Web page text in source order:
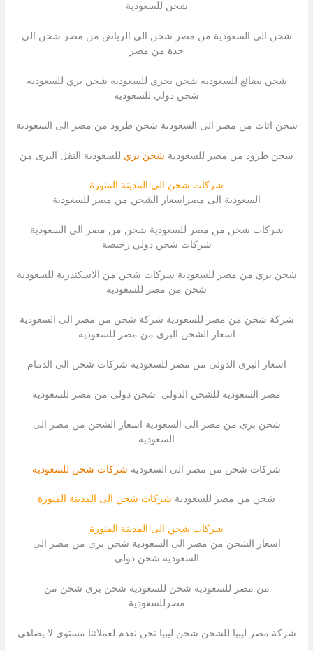
شحن للسعودية
شحن الى السعودية من مصر شحن الى الرياض من مصر شحن الى
جدة من مصر
شحن بضائع للسعوديه شحن بحري للسعوديه شحن بري للسعوديه
شحن دولي للسعوديه
شحن اثاث من مصر الى السعودية شحن طرود من مصر الى السعودية
شحن طرود من مصر للسعودية شحن بري للسعودية النقل البرى من
شركات شحن الى المدينة المنورة
السعودية الى مصراسعار الشحن من مصر للسعودية
شركات شحن من مصر للسعودية شحن من مصر الى السعودية
شركات شحن دولي رخيصة
شحن بري من مصر للسعودية شركات شحن من الاسكندرية للسعودية
شحن من مصر للسعودية
شركة شحن من مصر للسعودية شركة شحن من مصر الى السعودية
اسعار الشحن البرى من مصر للسعودية
اسعار البرى الدولى من مصر للسعودية شركات شحن الى الدمام
مصر السعودية للشحن الدولى شحن دولى من مصر للسعودية
شحن برى من مصر الى السعودية اسعار الشحن من مصر الى
السعودية
شركات شحن من مصر الى السعودية شركات شحن للسعودية
شحن من مصر للسعودية شركات شحن الى المدينة المنورة
شركات شحن الى المدينة المنورة
اسعار الشحن من مصر الى السعودية شحن برى من مصر الى
السعودية شحن دولى
من مصر للسعودية شحن للسعودية شحن برى شحن من
مصرللسعودية
شركة مصر ليبيا للشحن شحن ليبيا نحن نقدم لعملائنا مستوى لا يضاهى